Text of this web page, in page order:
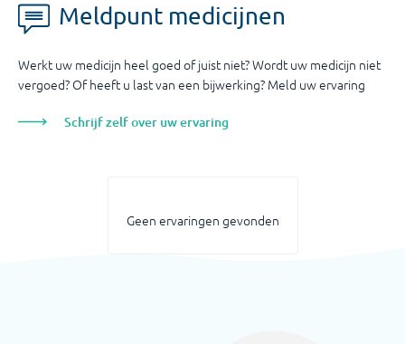
Meldpunt medicijnen
Werkt uw medicijn heel goed of juist niet? Wordt uw medicijn niet
vergoed? Of heeft u last van een bijwerking? Meld uw ervaring
Schrijf zelf over uw ervaring
Geen ervaringen gevonden